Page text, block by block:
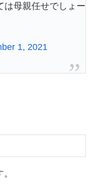
は母親任せでしょー
1, 2021